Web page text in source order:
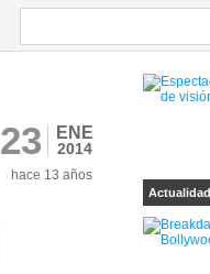
23 ENE
2014
hace 13 años
Actualidad